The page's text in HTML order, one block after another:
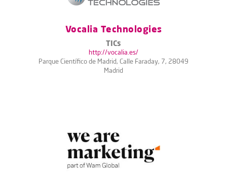
Vocalia Technologies
TICs
http://vocalia.es/
Parque Científico de Madrid, Calle Faraday, 7, 28049
Madrid